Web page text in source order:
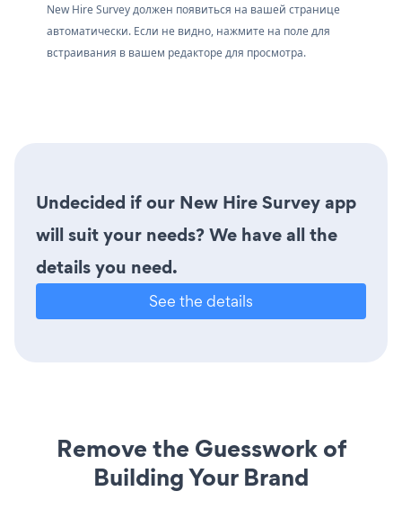
New Hire Survey должен появиться на вашей странице
автоматически. Если не видно, нажмите на поле для
встраивания в вашем редакторе для просмотра.
Undecided if our New Hire Survey app
will suit your needs? We have all the
details you need.
See the details
Remove the Guesswork of
Building Your Brand